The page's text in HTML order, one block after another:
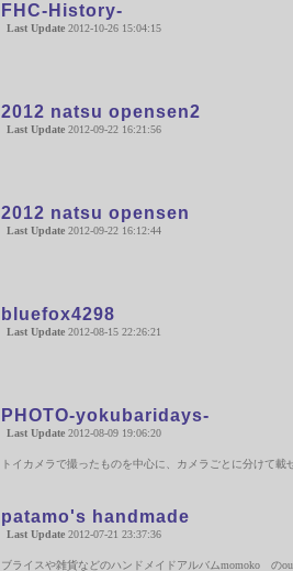
FHC-History-
Last Update 2012-10-26 15:04:15
2012 natsu opensen2
Last Update 2012-09-22 16:21:56
2012 natsu opensen
Last Update 2012-09-22 16:12:44
bluefox4298
Last Update 2012-08-15 22:26:21
PHOTO-yokubaridays-
Last Update 2012-08-09 19:06:20
トイカメラで撮ったものを中心に、カメラごとに分けて載
patamo's handmade
Last Update 2012-07-21 23:37:36
ブライスや雑貨などのハンドメイドアルバムmomoko の